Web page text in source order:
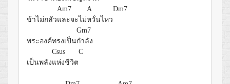
Am7
A
Dm7
ข้าไม่กลัวและจะไม่หวั่นไหว
Gm7
พระองค์ทรงเป็นกำลัง
Csus
C
เป็นพลังแห่งชีวิต